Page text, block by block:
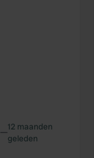
—12 maanden
geleden